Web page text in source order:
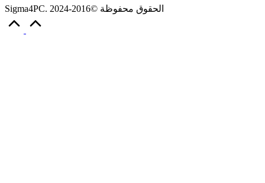
Sigma4PC. الحقوق محفوظة ©2016-2024